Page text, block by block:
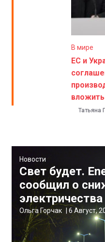
В мире
ЕС и
Татьяна
Новости
Свет будет.
сообщил о
электричества
Ольга Горчак 6 Август,